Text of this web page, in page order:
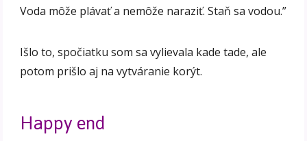
Voda môže plávať a nemôže naraziť. Staň sa vodou.”
Išlo to, spočiatku som sa vylievala kade tade, ale
potom prišlo aj na vytváranie korýt.
Happy end